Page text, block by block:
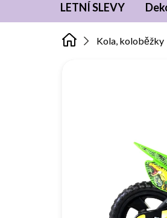
LETNÍ SLEVY
Kola, koloběžky